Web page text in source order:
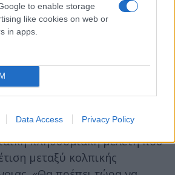
to enable storage
like cookies on web or
in apps.
Data Access Privacy Policy
ότι πρόκειται για τη
πληθυσμιακή μελέτη που
μεταξύ κολπικής